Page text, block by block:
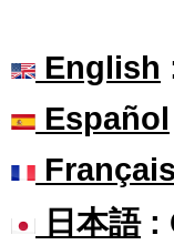
English
Español
Français
日本語: